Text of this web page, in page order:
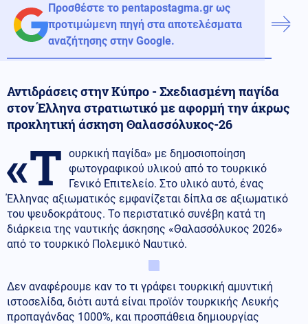
Προσθέστε το pentapostagma.gr ως
προτιμώμενη πηγή στα αποτελέσματα
αναζήτησης στην Google.
Αντιδράσεις στην Κύπρο - Σχεδιασμένη παγίδα
στον Έλληνα στρατιωτικό με αφορμή την άκρως
προκλητική άσκηση Θαλασσόλυκος-26
«Τ ουρκική παγίδα» με δημοσιοποίηση
φωτογραφικού υλικού από το τουρκικό
Γενικό Επιτελείο. Στο υλικό αυτό, ένας
Έλληνας αξιωματικός εμφανίζεται δίπλα σε αξιωματικό
του ψευδοκράτους. Το περιστατικό συνέβη κατά τη
διάρκεια της ναυτικής άσκησης «Θαλασσόλυκος 2026»
από το τουρκικό Πολεμικό Ναυτικό.
Δεν αναφέρουμε καν το τι γράφει τουρκική αμυντική
ιστοσελίδα, διότι αυτά είναι προϊόν τουρκικής Λευκής
προπαγάνδας 1000%, και προσπάθεια δημιουργίας